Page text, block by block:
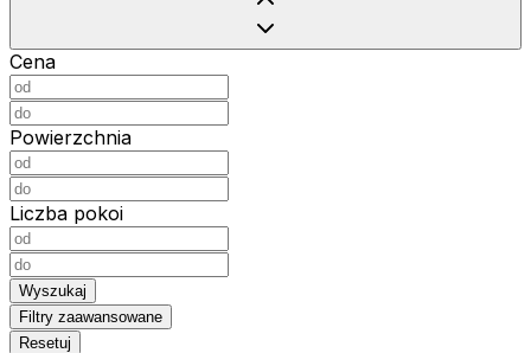
Cena
Powierzchnia
Liczba pokoi
Wyszukaj
Filtry zaawansowane
Resetuj